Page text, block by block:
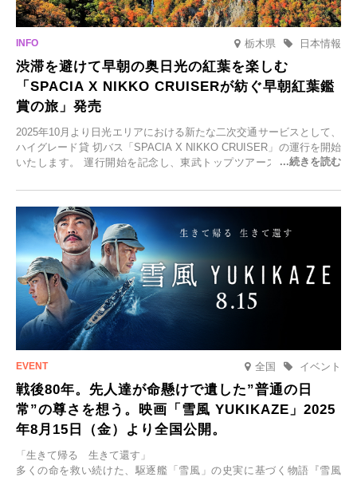
栃木県 日本情報
渋滞を避けて早朝の奥日光の紅葉を楽しむ
「SPACIA X NIKKO CRUISERが紡ぐ早朝紅葉鑑
賞の旅」発売
2025年10月より日光エリアにおける新たな二次交通サービスとして、
ハイグレード貸 切バス「SPACIA X NIKKO CRUISER」の運行を開始
いたします。 運行開始を記念し、東武トップツアーズ株式会社では
2025年9月12日(金)より発売いたします。
全国 イベント
戦後80年。先人達が命懸けで遺した”普通の日
常”の尊さを想う。映画「雪風 YUKIKAZE」2025
年8月15日（金）より全国公開。
「生きて帰る 生きて還す」
多くの命を救い続けた、駆逐艦「雪風」の史実に基づく物語『雪風